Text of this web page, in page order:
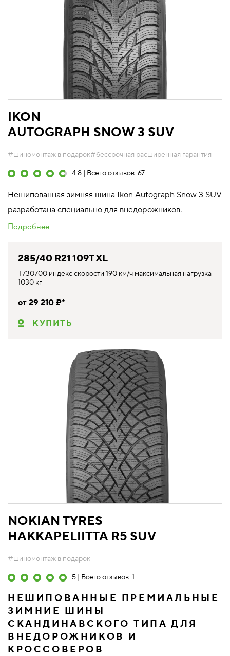
IKON
AUTOGRAPH SNOW 3 SUV
#шиномонтаж в подарок#бессрочная расширенная гарантия
4.8 | Всего отзывов: 67
Нешипованная зимняя шина Ikon Autograph Snow 3 SUV
разработана специально для внедорожников.
Подробнее
285/40 R21 109T XL
T730700 индекс скорости 190 км/ч максимальная нагрузка
1030 кг
от 29 210 ₽*
КУПИТЬ
NOKIAN TYRES
HAKKAPELIITTA R5 SUV
#шиномонтаж в подарок
5 | Всего отзывов: 1
НЕШИПОВАННЫЕ ПРЕМИАЛЬНЫЕ
ЗИМНИЕ ШИНЫ
СКАНДИНАВСКОГО ТИПА ДЛЯ
ВНЕДОРОЖНИКОВ И
КРОССОВЕРОВ